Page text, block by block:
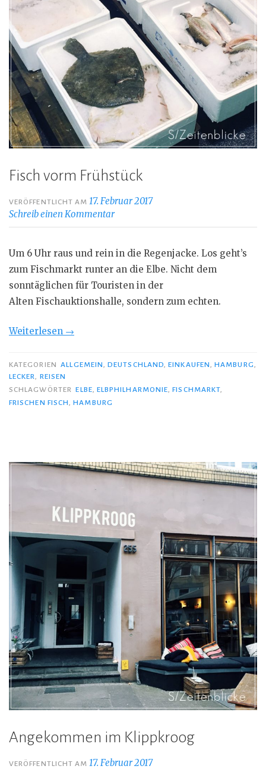
Fisch vorm Frühstück
VERÖFFENTLICHT AM17. Februar 2017
Schreib einen Kommentar
Um 6 Uhr raus und rein in die Regenjacke. Los geht’s
zum Fischmarkt runter an die Elbe. Nicht dem
sonntäglichen für Touristen in der
Alten Fischauktionshalle, sondern zum echten.
Weiterlesen „Fisch
Frühstück“
→
KATEGORIEN ALLGEMEIN,DEUTSCHLAND,EINKAUFEN,HAMBURG,
LECKER, REISEN
SCHLAGWÖRTER ELBE, ELBPHILHARMONIE,FISCHMARKT,
FRISCHEN FISCH,HAMBURG
Angekommen im Klippkroog
VERÖFFENTLICHT AM17. Februar 2017